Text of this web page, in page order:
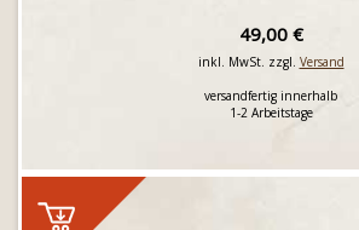
49,00 €
inkl. MwSt. zzgl. Versand
versandfertig innerhalb
1-2 Arbeitstage